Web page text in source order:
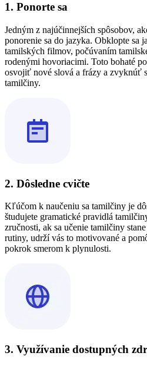
1. Ponorte sa
Jedným z najúčinnejších spôsobov,
ponorenie sa do jazyka. Obklopte sa
tamilských filmov, počúvaním
rodenými hovoriacimi. Toto bohaté
osvojiť nové slová a frázy a zvyknúť
tamilčiny.
2. Dôsledne cvičte
Kľúčom k naučeniu sa tamilčiny je
študujete gramatické pravidlá
zručnosti, ak sa učenie tamilčiny
rutiny, udrží vás to motivované a
pokrok smerom k plynulosti.
3. Využívanie dostupných